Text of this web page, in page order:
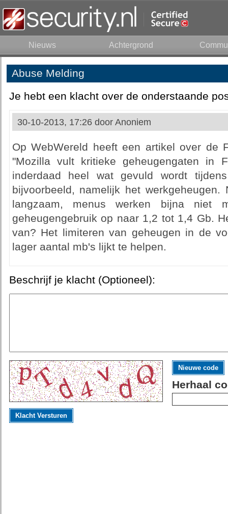
Nieuws Achtergrond
Abuse Melding
Je hebt een klacht over de onderstaande
30-10-2013, 17:26 door Anoniem
Op WebWereld heeft een artikel over de
"Mozilla vult kritieke geheugengaten in
inderdaad heel wat gevuld wordt
bijvoorbeeld, namelijk het
langzaam, menus werken bijna niet
geheugengebruik op naar 1,2 tot 1,4 Gb.
van? Het limiteren van geheugen in de
lager aantal mb's lijkt te helpen.
Beschrijf je klacht (Optioneel):
Nieuwe code
Herhaal
Klacht Versturen